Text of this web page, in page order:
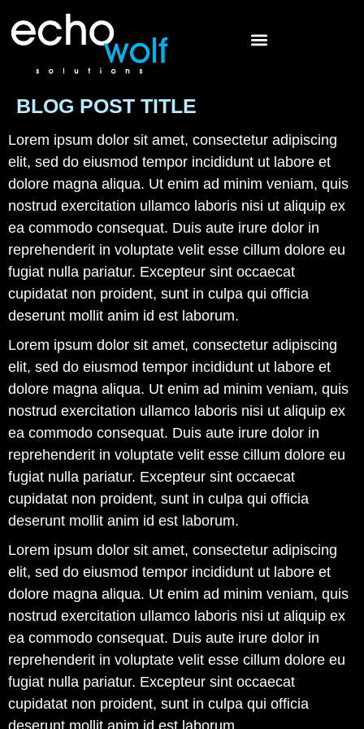
BLOG POST TITLE
Lorem ipsum dolor sit amet, consectetur adipiscing
elit, sed do eiusmod tempor incididunt ut labore et
dolore magna aliqua. Ut enim ad minim veniam, quis
nostrud exercitation ullamco laboris nisi ut aliquip ex
ea commodo consequat. Duis aute irure dolor in
reprehenderit in voluptate velit esse cillum dolore eu
fugiat nulla pariatur. Excepteur sint occaecat
cupidatat non proident, sunt in culpa qui officia
deserunt mollit anim id est laborum.
Lorem ipsum dolor sit amet, consectetur adipiscing
elit, sed do eiusmod tempor incididunt ut labore et
dolore magna aliqua. Ut enim ad minim veniam, quis
nostrud exercitation ullamco laboris nisi ut aliquip ex
ea commodo consequat. Duis aute irure dolor in
reprehenderit in voluptate velit esse cillum dolore eu
fugiat nulla pariatur. Excepteur sint occaecat
cupidatat non proident, sunt in culpa qui officia
deserunt mollit anim id est laborum.
Lorem ipsum dolor sit amet, consectetur adipiscing
elit, sed do eiusmod tempor incididunt ut labore et
dolore magna aliqua. Ut enim ad minim veniam, quis
nostrud exercitation ullamco laboris nisi ut aliquip ex
ea commodo consequat. Duis aute irure dolor in
reprehenderit in voluptate velit esse cillum dolore eu
fugiat nulla pariatur. Excepteur sint occaecat
cupidatat non proident, sunt in culpa qui officia